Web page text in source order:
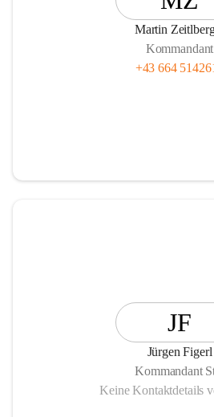
Martin
Kommandant
+43 664
JF
Jürgen Figerl
Kommandant
Keine Kontaktdetails